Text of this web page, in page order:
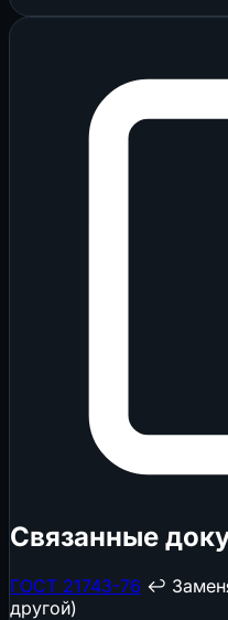
Связанные
ГОСТ 21743-76 ↩️
другой)